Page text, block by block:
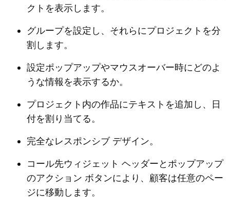
クトを表示します。
グループを設定し、それらにプロジェクトを分
割します。
設定ポップアップやマウスオーバー時にどのよ
うな情報を表示するか。
プロジェクト内の作品にテキストを追加し、日
付を割り当てる。
完全なレスポンシブ デザイン。
コール先ウィジェット ヘッダーとポップアップ
のアクション ボタンにより、顧客は任意のペー
ジに移動します。